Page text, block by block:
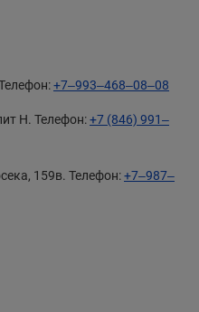
+7‒993‒468‒08‒08
Н. Телефон:+7 (846) 991‒
159в. Телефон:+7‒987‒